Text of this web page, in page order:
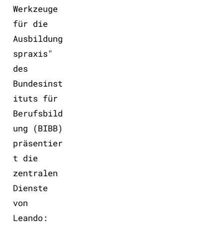
Werkzeuge
für die
Ausbildung
spraxis"
des
Bundesinst
ituts für
Berufsbild
ung (BIBB)
präsentier
t die
zentralen
Dienste
von
Leando: